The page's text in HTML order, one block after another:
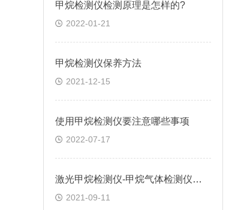
甲烷检测仪检测原理是怎样的?
2022-01-21
甲烷检测仪保养方法
2021-12-15
使用甲烷检测仪要注意哪些事项
2022-07-17
激光甲烷检测仪-甲烷气体检测仪厂家-甲烷气体检测仪价格-逸云天
2021-09-11